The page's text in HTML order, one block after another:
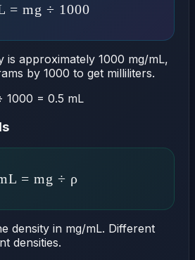
= mg ÷ 1000
is approximately 1000 mg/mL,
by 1000 to get milliliters.
1000 = 0.5 mL
= mg ÷ ρ
density in mg/mL. Different
densities.